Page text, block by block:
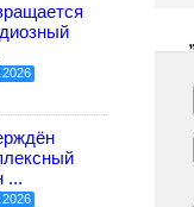
...